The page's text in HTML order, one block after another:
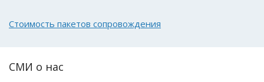
Стоимость пакетов сопровождения
СМИ о нас